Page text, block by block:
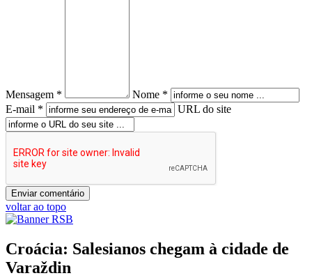
Mensagem *
Nome *
E-mail *
URL do site
voltar ao topo
Croácia: Salesianos chegam à cidade de
Varaždin